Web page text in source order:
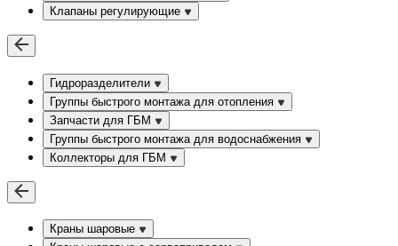
Клапаны регулирующие
Гидроразделители
Группы быстрого монтажа для отопления
Запчасти для ГБМ
Группы быстрого монтажа для водоснабжения
Коллекторы для ГБМ
Краны шаровые